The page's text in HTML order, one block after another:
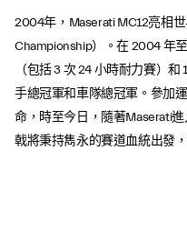
2004年，Maserati MC12亮相
Championship）。在 2004 年
（包括 3 次 24 小時耐力賽）
手總冠軍和車隊總冠軍。參加
命，時至今日，隨著Maserati
戟將秉持雋永的賽道血統出發